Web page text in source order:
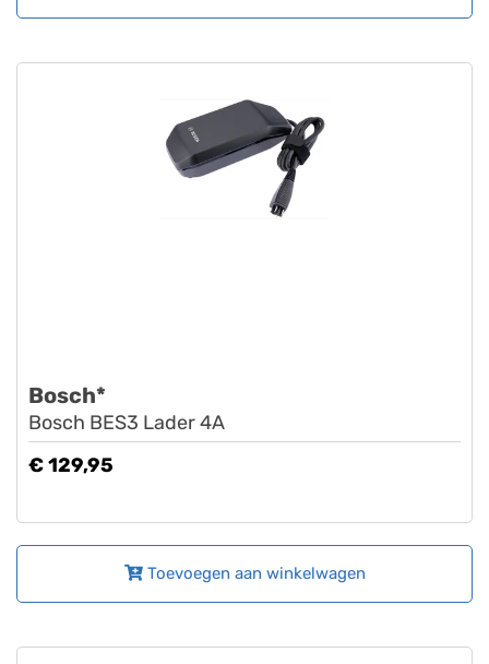
Bosch*
Bosch BES3 Lader 4A
€ 129,95
Toevoegen aan winkelwagen